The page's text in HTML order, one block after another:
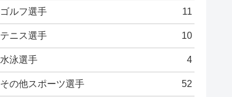
ゴルフ選手 11
テニス選手 10
水泳選手 4
その他スポーツ選手 52